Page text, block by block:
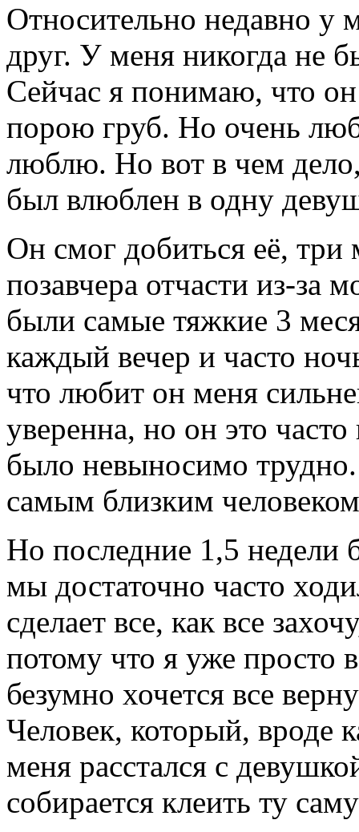
Относительно недавно у
друг. У меня никогда не
Сейчас я понимаю, что
порою груб. Но очень
люблю. Но вот в чем
был влюблен в одну
Он смог добиться её, три
позавчера отчасти из-за
были самые тяжкие 3
каждый вечер и часто
что любит он меня
уверенна, но он это
было невыносимо
самым близким
Но последние 1,5 недели
мы достаточно часто
сделает все, как все
потому что я уже просто
безумно хочется все
Человек, который, вроде
меня расстался с
собирается клеить ту